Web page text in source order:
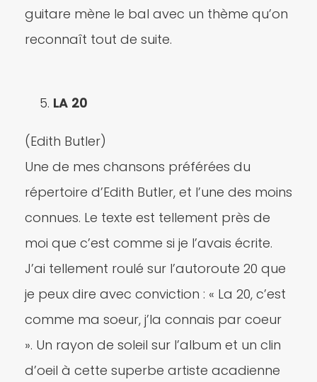
guitare mène le bal avec un thème qu’on
reconnaît tout de suite.
LA 20
(Edith Butler)
Une de mes chansons préférées du
répertoire d’Edith Butler, et l’une des moins
connues. Le texte est tellement près de
moi que c’est comme si je l’avais écrite.
J’ai tellement roulé sur l’autoroute 20 que
je peux dire avec conviction : « La 20, c’est
comme ma soeur, j’la connais par coeur
». Un rayon de soleil sur l’album et un clin
d’oeil à cette superbe artiste acadienne